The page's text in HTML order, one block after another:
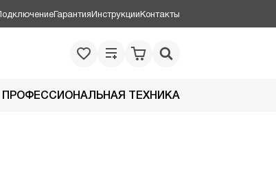
ГарантияИнструкцииКонтакты
ПРОФЕССИОНАЛЬНАЯ ТЕХНИКА